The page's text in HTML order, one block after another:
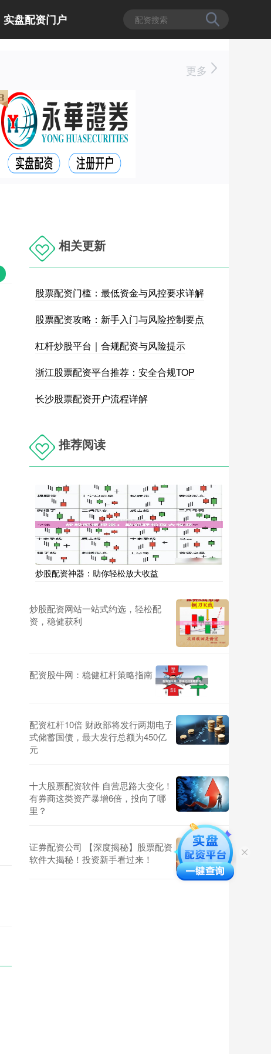
实盘配资门户
更多
相关更新
股票配资门槛：最低资金与风控要求详解
股票配资攻略：新手入门与风险控制要点
杠杆炒股平台｜合规配资与风险提示
浙江股票配资平台推荐：安全合规TOP
长沙股票配资开户流程详解
推荐阅读
炒股配资神器：助你轻松放大收益
炒股配资网站一站式约选，轻松配
资，稳健获利
配资股牛网：稳健杠杆策略指南
配资杠杆10倍 财政部将发行两期电子
式储蓄国债，最大发行总额为450亿
元
十大股票配资软件 自营思路大变化！
有券商这类资产暴增6倍，投向了哪
里？
证券配资公司 【深度揭秘】股票配资
软件大揭秘！投资新手看过来！